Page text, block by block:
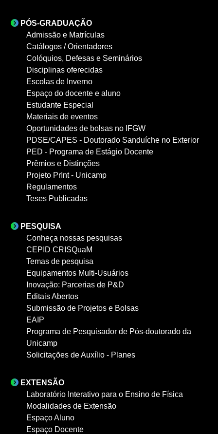
PÓS-GRADUAÇÃO
Admissão e Matrículas
Catálogos / Orientadores
Colóquios, Defesas e Seminários
Disciplinas oferecidas
Escolas de Inverno
Espaço do docente e aluno
Estudante Especial
Materiais de eventos
Oportunidades de bolsas no IFGW
PDSE/CAPES - Doutorado Sanduíche no Exterior
PED - Programa de Estágio Docente
Prêmios e Distinções
Projeto PrInt - Unicamp
Regulamentos
Teses Publicadas
PESQUISA
Conheça nossas pesquisas
CEPID CRISQuaM
Temas de pesquisa
Equipamentos Multi-Usuários
Inovação: Parcerias de P&D
Editais Abertos
Submissão de Projetos e Bolsas
EAIP
Programa de Pesquisador de Pós-doutorado da
Unicamp
Solicitações de Auxílio - Planes
EXTENSÃO
Laboratório Interativo para o Ensino de Física
Modalidades de Extensão
Espaço Aluno
Espaço Docente